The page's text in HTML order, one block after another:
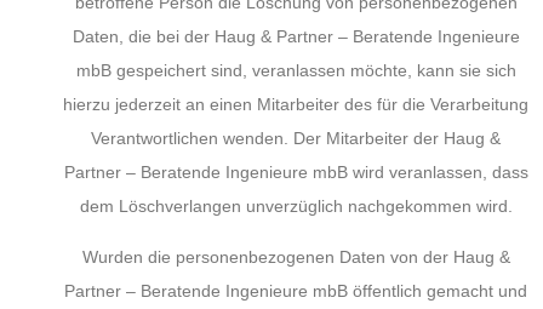
Daten, die bei der Haug & Partner – Beratende Ingenieure
mbB gespeichert sind, veranlassen möchte, kann sie sich
hierzu jederzeit an einen Mitarbeiter des für die Verarbeitung
Verantwortlichen wenden. Der Mitarbeiter der Haug &
Partner – Beratende Ingenieure mbB wird veranlassen, dass
dem Löschverlangen unverzüglich nachgekommen wird.
Wurden die personenbezogenen Daten von der Haug &
Partner – Beratende Ingenieure mbB öffentlich gemacht und